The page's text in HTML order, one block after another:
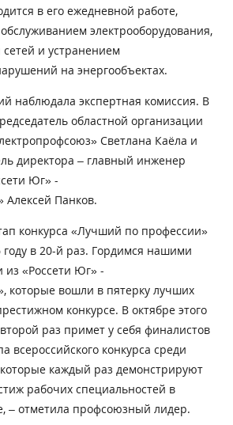
в его ежедневной работе,
электрооборудования,
и устранением
на энергообъектах.
наблюдала экспертная комиссия. В
областной организации
Светлана Каёла и
директора – главный инженер
Юг» -
Алексей Панков.
конкурса «Лучший по профессии»
году в 20-й раз. Гордимся нашими
из «Россети Юг» -
которые вошли в пятерку лучших
конкурсе. В октябре этого
раз примет у себя финалистов
всероссийского конкурса среди
каждый раз демонстрируют
рабочих специальностей в
– отметила профсоюзный лидер.